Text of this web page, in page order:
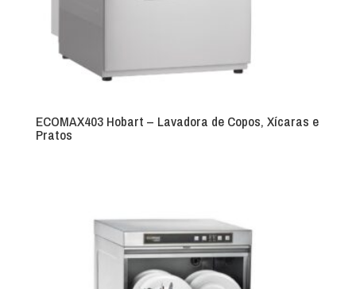
ECOMAX403 Hobart – Lavadora de Copos, Xícaras e
Pratos